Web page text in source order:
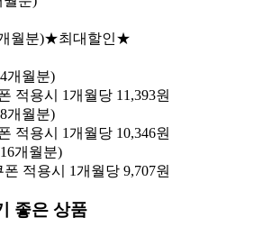
월분)★최대할인★
개월분)
적용시 1개월당 11,393원
개월분)
적용시 1개월당 10,346원
개월분)
폰 적용시 1개월당 9,707원
좋은 상품